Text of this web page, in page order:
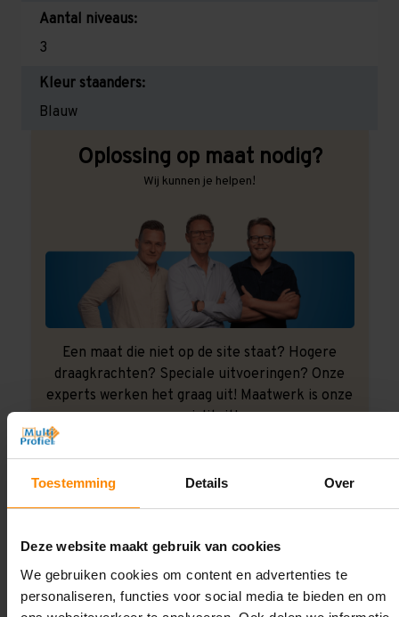
Toestemming Details Over
Deze website maakt gebruik van cookies
We gebruiken cookies om content en advertenties te
personaliseren, functies voor social media te bieden en om
Aantal niveaus:
3
Kleur staanders:
Blauw
Oplossing op maat nodig?
Wij kunnen je helpen!
Een maat die niet op de site staat? Hogere
draagkrachten? Speciale uitvoeringen? Onze
experts werken het graag uit! Maatwerk is onze
specialiteit!
Contact met specialist
Montage uitbesteden?